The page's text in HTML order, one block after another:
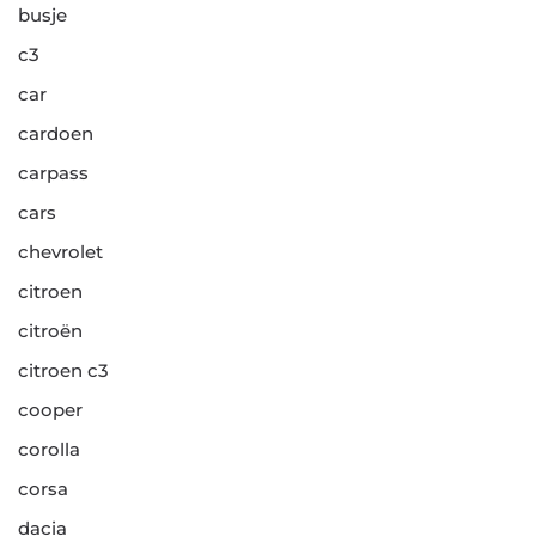
busje
c3
car
cardoen
carpass
cars
chevrolet
citroen
citroën
citroen c3
cooper
corolla
corsa
dacia